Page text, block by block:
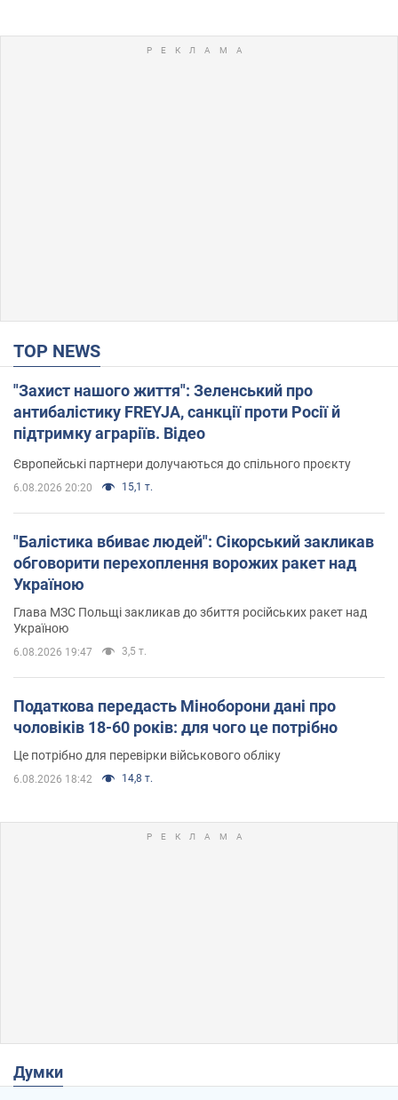
TOP NEWS
"Захист нашого життя": Зеленський про
антибалістику FREYJA, санкції проти Росії й
підтримку аграріїв. Відео
Європейські партнери долучаються до спільного проєкту
6.08.2026 20:20 15,1 т.
"Балістика вбиває людей": Сікорський закликав
обговорити перехоплення ворожих ракет над
Україною
Глава МЗС Польщі закликав до збиття російських ракет над
Україною
6.08.2026 19:47 3,5 т.
Податкова передасть Міноборони дані про
чоловіків 18-60 років: для чого це потрібно
Це потрібно для перевірки військового обліку
6.08.2026 18:42 14,8 т.
Думки